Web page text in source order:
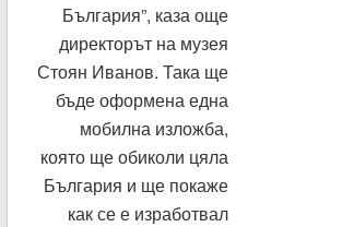
България”, каза още
директорът на музея
Стоян Иванов. Така ще
бъде оформена една
мобилна изложба,
която ще обиколи цяла
България и ще покаже
как се е изработвал